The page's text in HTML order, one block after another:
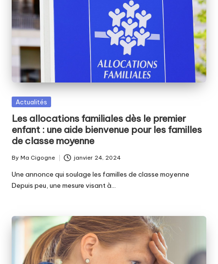
Posted
Actualités
Les allocations familiales dès le premier
enfant : une aide bienvenue pour les familles
de classe moyenne
Posted
by
By Ma Cigogne janvier 24, 2024
Une annonce qui soulage les familles de classe moyenne
Depuis peu, une mesure visant à…